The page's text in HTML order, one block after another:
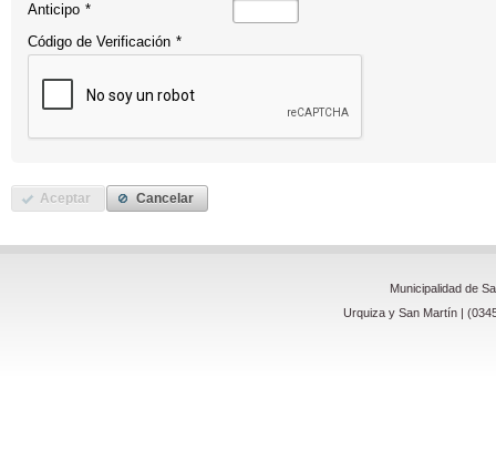
Anticipo *
Código de Verificación *
Aceptar Cancelar
Municipalidad de
Urquiza y San Martín |